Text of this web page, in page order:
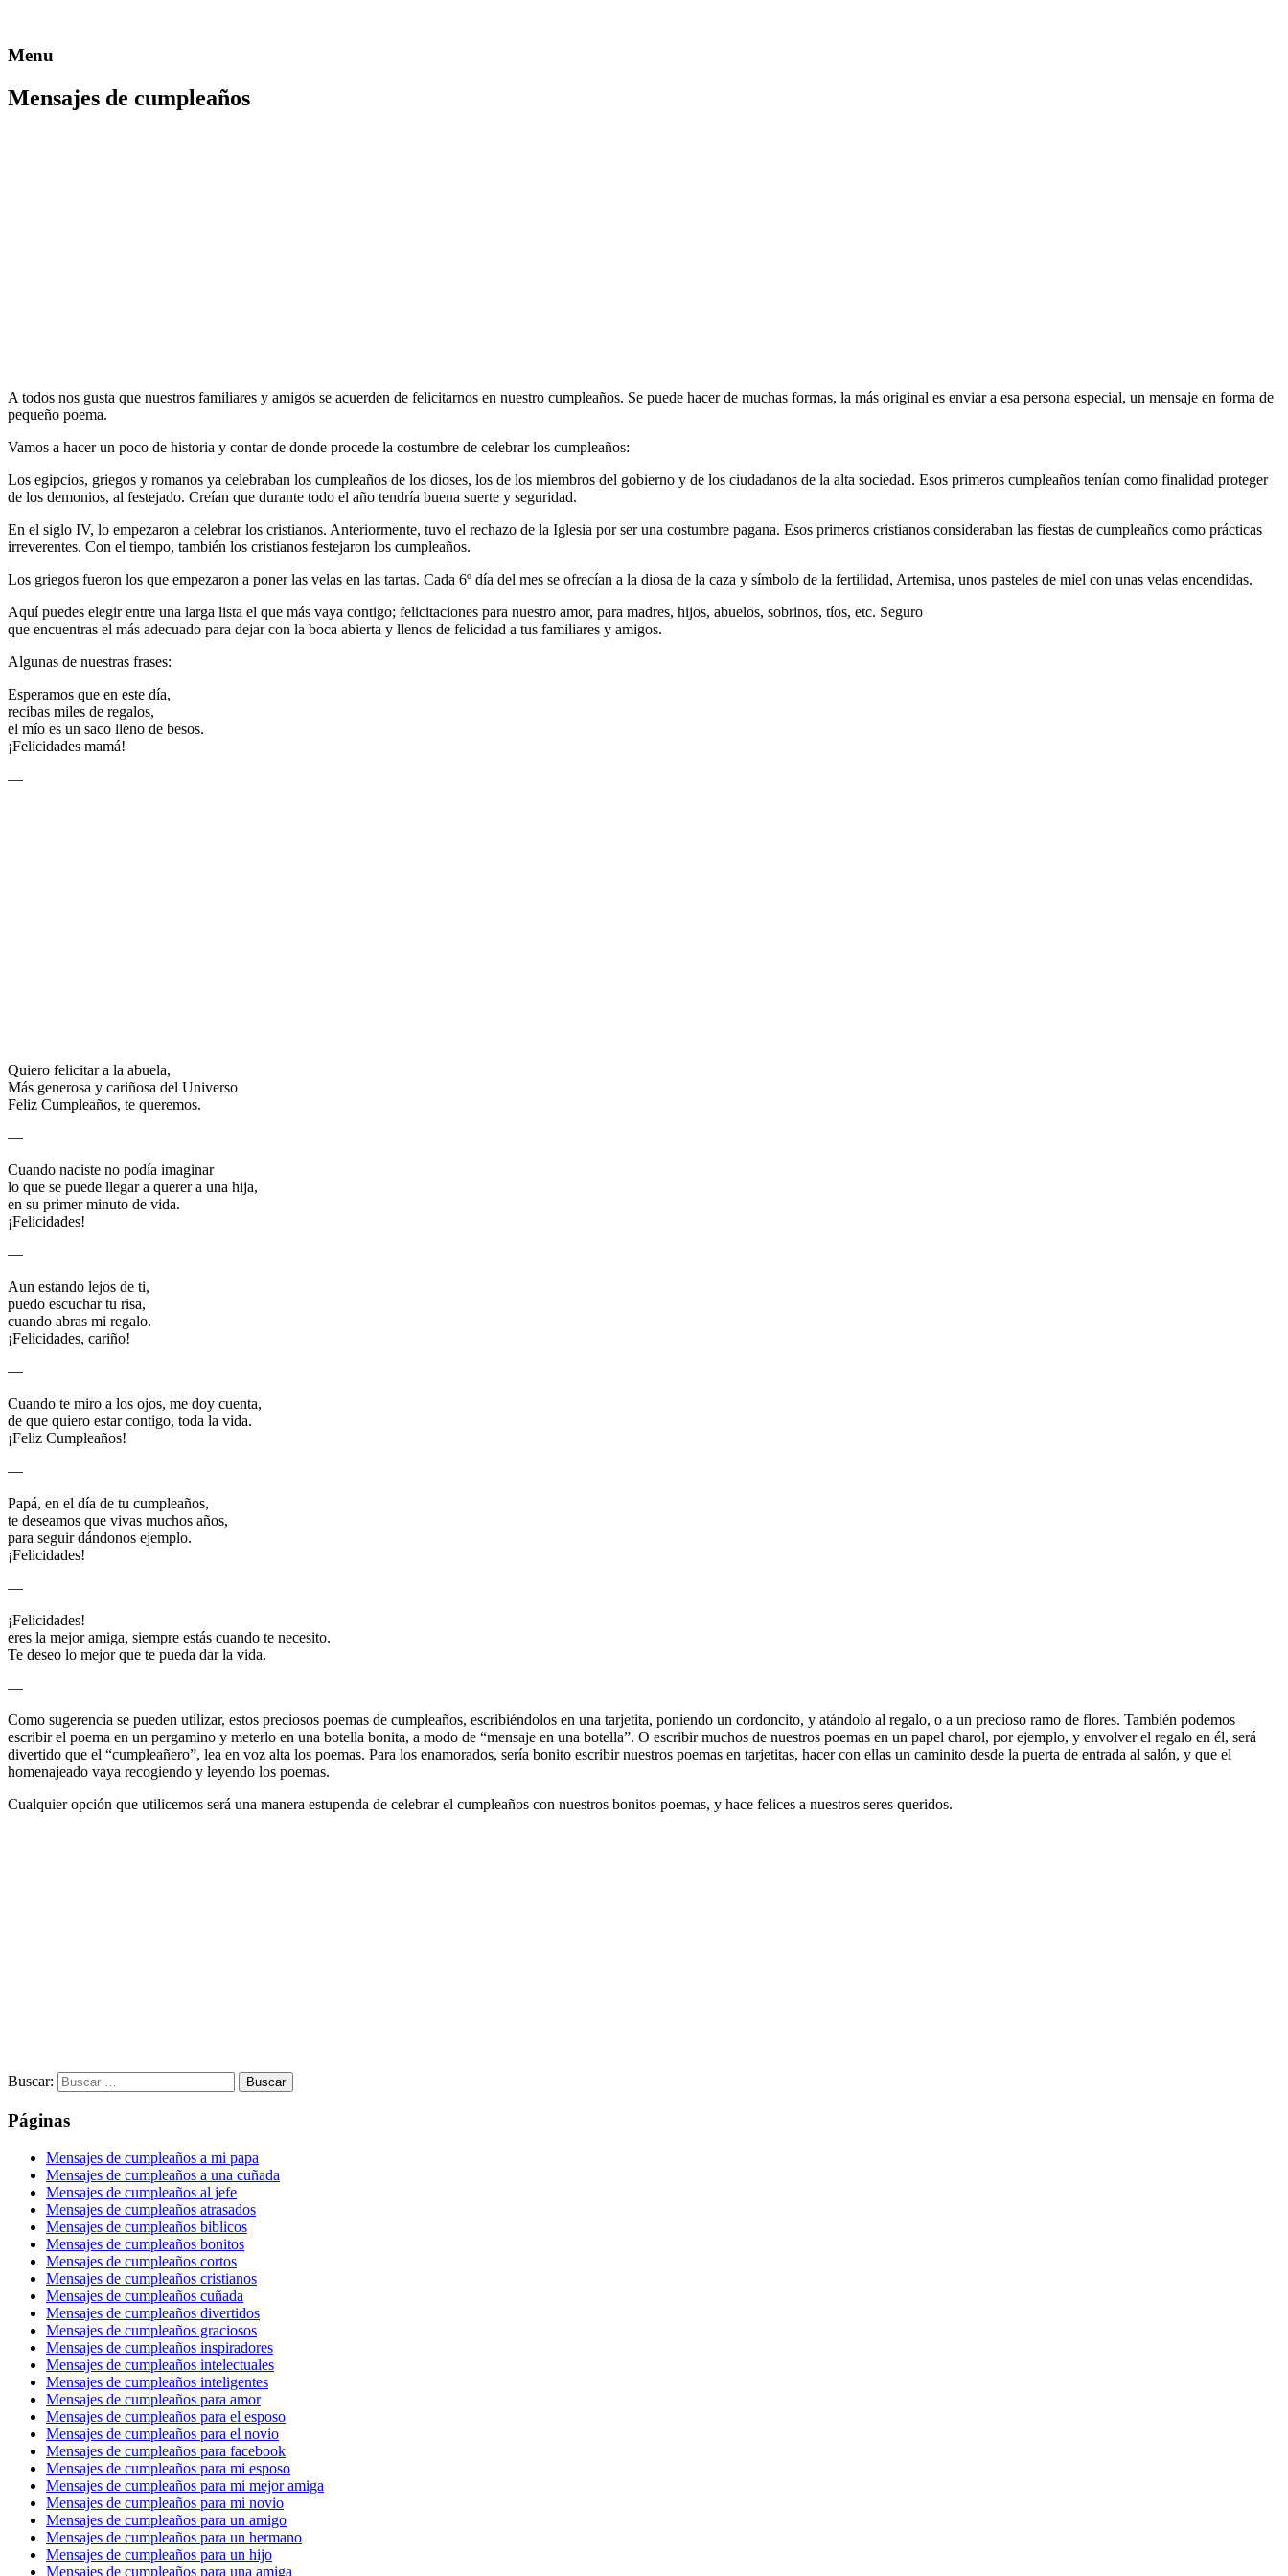
Menu
Mensajes de cumpleaños
A todos nos gusta que nuestros familiares y amigos se acuerden de felicitarnos en nuestro cumpleaños. Se puede hacer de muchas formas, la más original es enviar a esa persona especial, un mensaje en forma de
pequeño poema.
Vamos a hacer un poco de historia y contar de donde procede la costumbre de celebrar los cumpleaños:
Los egipcios, griegos y romanos ya celebraban los cumpleaños de los dioses, los de los miembros del gobierno y de los ciudadanos de la alta sociedad. Esos primeros cumpleaños tenían como finalidad proteger
de los demonios, al festejado. Creían que durante todo el año tendría buena suerte y seguridad.
En el siglo IV, lo empezaron a celebrar los cristianos. Anteriormente, tuvo el rechazo de la Iglesia por ser una costumbre pagana. Esos primeros cristianos consideraban las fiestas de cumpleaños como prácticas
irreverentes. Con el tiempo, también los cristianos festejaron los cumpleaños.
Los griegos fueron los que empezaron a poner las velas en las tartas. Cada 6º día del mes se ofrecían a la diosa de la caza y símbolo de la fertilidad, Artemisa, unos pasteles de miel con unas velas encendidas.
Aquí puedes elegir entre una larga lista el que más vaya contigo; felicitaciones para nuestro amor, para madres, hijos, abuelos, sobrinos, tíos, etc. Seguro
que encuentras el más adecuado para dejar con la boca abierta y llenos de felicidad a tus familiares y amigos.
Algunas de nuestras frases:
Esperamos que en este día,
recibas miles de regalos,
el mío es un saco lleno de besos.
¡Felicidades mamá!
—
Quiero felicitar a la abuela,
Más generosa y cariñosa del Universo
Feliz Cumpleaños, te queremos.
—
Cuando naciste no podía imaginar
lo que se puede llegar a querer a una hija,
en su primer minuto de vida.
¡Felicidades!
—
Aun estando lejos de ti,
puedo escuchar tu risa,
cuando abras mi regalo.
¡Felicidades, cariño!
—
Cuando te miro a los ojos, me doy cuenta,
de que quiero estar contigo, toda la vida.
¡Feliz Cumpleaños!
—
Papá, en el día de tu cumpleaños,
te deseamos que vivas muchos años,
para seguir dándonos ejemplo.
¡Felicidades!
—
¡Felicidades!
eres la mejor amiga, siempre estás cuando te necesito.
Te deseo lo mejor que te pueda dar la vida.
—
Como sugerencia se pueden utilizar, estos preciosos poemas de cumpleaños, escribiéndolos en una tarjetita, poniendo un cordoncito, y atándolo al regalo, o a un precioso ramo de flores. También podemos
escribir el poema en un pergamino y meterlo en una botella bonita, a modo de “mensaje en una botella”. O escribir muchos de nuestros poemas en un papel charol, por ejemplo, y envolver el regalo en él, será
divertido que el “cumpleañero”, lea en voz alta los poemas. Para los enamorados, sería bonito escribir nuestros poemas en tarjetitas, hacer con ellas un caminito desde la puerta de entrada al salón, y que el
homenajeado vaya recogiendo y leyendo los poemas.
Cualquier opción que utilicemos será una manera estupenda de celebrar el cumpleaños con nuestros bonitos poemas, y hace felices a nuestros seres queridos.
Buscar:
Páginas
Mensajes de cumpleaños a mi papa
Mensajes de cumpleaños a una cuñada
Mensajes de cumpleaños al jefe
Mensajes de cumpleaños atrasados
Mensajes de cumpleaños biblicos
Mensajes de cumpleaños bonitos
Mensajes de cumpleaños cortos
Mensajes de cumpleaños cristianos
Mensajes de cumpleaños cuñada
Mensajes de cumpleaños divertidos
Mensajes de cumpleaños graciosos
Mensajes de cumpleaños inspiradores
Mensajes de cumpleaños intelectuales
Mensajes de cumpleaños inteligentes
Mensajes de cumpleaños para amor
Mensajes de cumpleaños para el esposo
Mensajes de cumpleaños para el novio
Mensajes de cumpleaños para facebook
Mensajes de cumpleaños para mi esposo
Mensajes de cumpleaños para mi mejor amiga
Mensajes de cumpleaños para mi novio
Mensajes de cumpleaños para un amigo
Mensajes de cumpleaños para un hermano
Mensajes de cumpleaños para un hijo
Mensajes de cumpleaños para una amiga